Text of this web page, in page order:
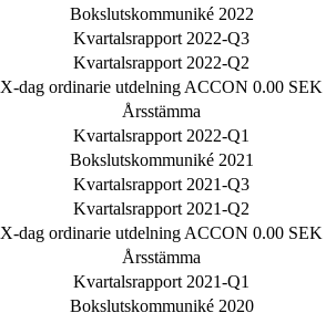
Bokslutskommuniké 2022
Kvartalsrapport 2022-Q3
Kvartalsrapport 2022-Q2
X-dag ordinarie utdelning ACCON 0.00 SEK
Årsstämma
Kvartalsrapport 2022-Q1
Bokslutskommuniké 2021
Kvartalsrapport 2021-Q3
Kvartalsrapport 2021-Q2
X-dag ordinarie utdelning ACCON 0.00 SEK
Årsstämma
Kvartalsrapport 2021-Q1
Bokslutskommuniké 2020